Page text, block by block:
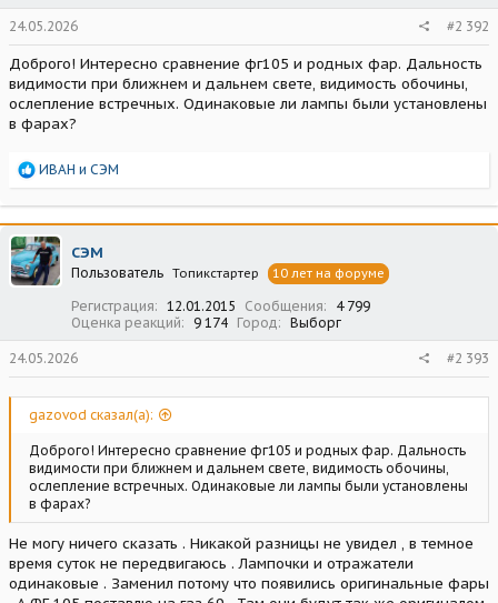
24.05.2026 #2 392
Доброго! Интересно сравнение фг105 и родных фар. Дальность
видимости при ближнем и дальнем свете, видимость обочины,
ослепление встречных. Одинаковые ли лампы были установлены
в фарах?
Р
а
к
ц
и
и
ИВАН и СЭМ
СЭМ
Пользователь Топикстартер 10 лет на форуме
Регистрация 12.01.2015 Сообщения
4 799
Оценка реакций
9 174 Город Выборг
24.05.2026 #2 393
gazovod сказал(а):
Доброго! Интересно сравнение фг105 и родных фар. Дальность
видимости при ближнем и дальнем свете, видимость обочины,
ослепление встречных. Одинаковые ли лампы были установлены
в фарах?
Не могу ничего сказать . Никакой разницы не увидел , в темное
время суток не передвигаюсь . Лампочки и отражатели
одинаковые . Заменил потому что появились оригинальные фары